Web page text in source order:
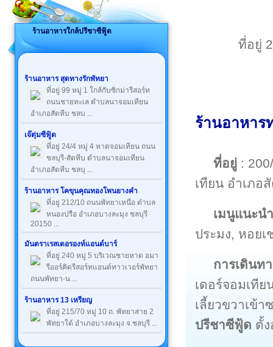
ร้านอาหารใกล้ปรีชาซีฟู้ด
ร้านอาหาร สุดทางรักพัทยา
ที่อยู่ 99 หมู่ 1 ใกล้กับซิกม่ารีสอร์ท
ถนนชายทะเล ตำบลนาจอมเทียน
อำเภอสัตหีบ ชลบ ...
เจ๊ตุ่มซีฟู้ด
ที่อยู่ 24/4 หมู่ 4 หาดจอมเทียน ถนน
ชลบุรี-สัตหีบ ตำบลนาจอมเทียน
อำเภอสัตหีบ ชลบุ ...
ร้านอาหาร โคขุนคุณทองโพนยางคำ
ที่อยู่ 212/10 ถนนพัทยาเหนือ ตำบล
หนองปรือ อำเภอบางละมุง ชลบุรี
20150 ...
มันตราเรสเตอรองท์แอนด์บาร์
ที่อยู่ 240 หมู่ 5 บริเวณชายหาด อมา
รีออร์คิดรีสอร์ทแอนด์ทาวเวอร์พัทยา
ถนนพัทยา-น ...
ร้านอาหาร 13 เหรียญ
ที่อยู่ 215/70 หมู่ 10 ถ. พัทยาสาย 2
พัทยาใต้ อำเภอบางละมุง จ.ชลบุรี ...
ที่อยู่
ร้านอาหาร
ที่อยู่ :
เทียน อำเภ
เมนูแนะนำ
ประมง, หอย
การเดินท
เดอร์จอมเที
เลี้ยวขวาเข้
ปรีชาซีฟู้ด ตั้